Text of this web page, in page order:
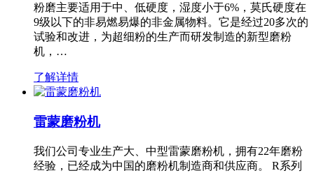
粉磨主要适用于中、低硬度，湿度小于6%，莫氏硬度在
9级以下的非易燃易爆的非金属物料。它是经过20多次的
试验和改进，为超细粉的生产而研发制造的新型磨粉
机，…
了解详情
雷蒙磨粉机
我们公司专业生产大、中型雷蒙磨粉机，拥有22年磨粉
经验，已经成为中国的磨粉机制造商和供应商。 R系列